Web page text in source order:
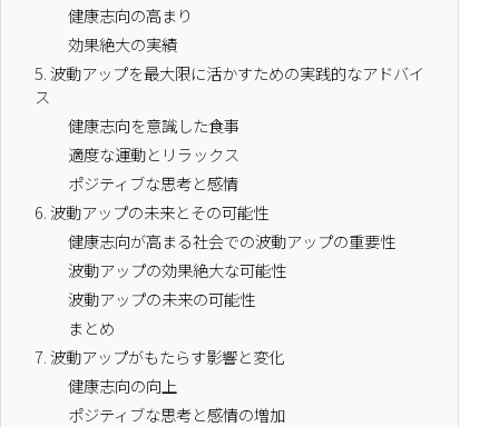
健康志向の高まり
効果絶大の実績
5.波動アップを最大限に活かすための実践的なアドバイ
ス
健康志向を意識した食事
適度な運動とリラックス
ポジティブな思考と感情
6.波動アップの未来とその可能性
健康志向が高まる社会での波動アップの重要性
波動アップの効果絶大な可能性
波動アップの未来の可能性
まとめ
7.波動アップがもたらす影響と変化
健康志向の向上
ポジティブな思考と感情の増加